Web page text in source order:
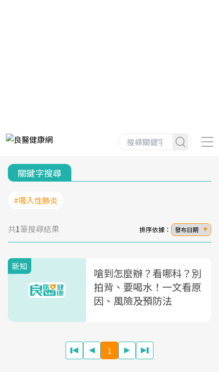
關鍵字搜尋
#吸入性肺炎
共1筆搜尋結果 排序依據： 發布日期
新知
嗆到怎麼辦？看哪科？別
拍背、要喝水！一文看原
因、風險及預防法
1